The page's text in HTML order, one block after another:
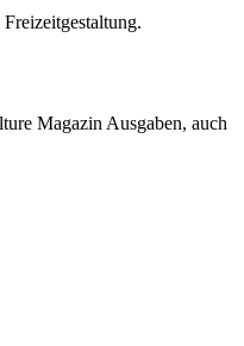
Magazin Ausgaben, auch